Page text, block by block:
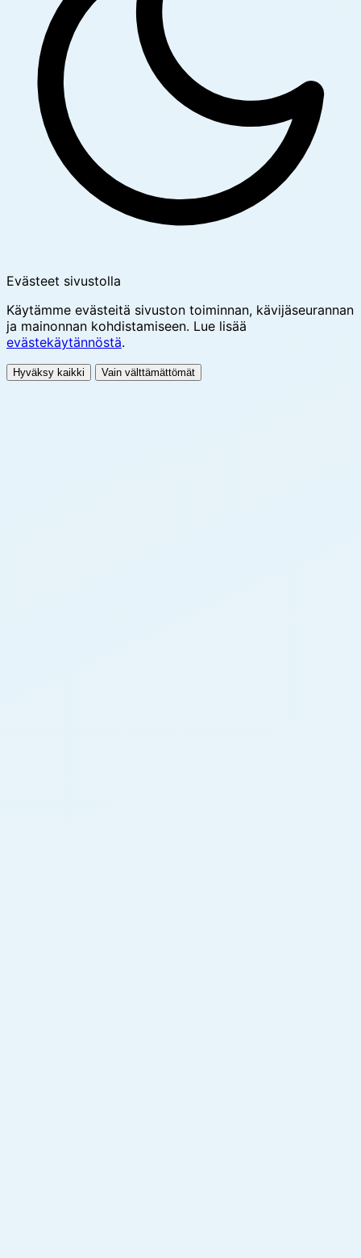
Evästeet sivustolla
Käytämme evästeitä sivuston toiminnan, kävijäseurannan
ja mainonnan kohdistamiseen. Lue lisää
evästekäytännöstä.
Hyväksy kaikki Vain välttämättömät